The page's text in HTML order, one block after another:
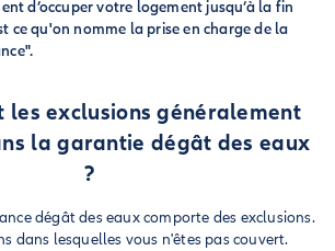
d’occuper votre logement jusqu’à la fin
ce qu'on nomme la prise en charge de la
les exclusions généralement
la garantie dégât des eaux
?
dégât des eaux comporte des exclusions.
dans lesquelles vous n'êtes pas couvert.